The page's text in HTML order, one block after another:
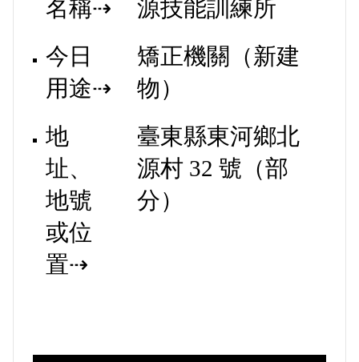
名稱⇢
源技能訓練所
今日
用途⇢
矯正機關（新建
物）
地
址、
地號
或位
置⇢
臺東縣東河鄉北
源村 32 號（部
分）